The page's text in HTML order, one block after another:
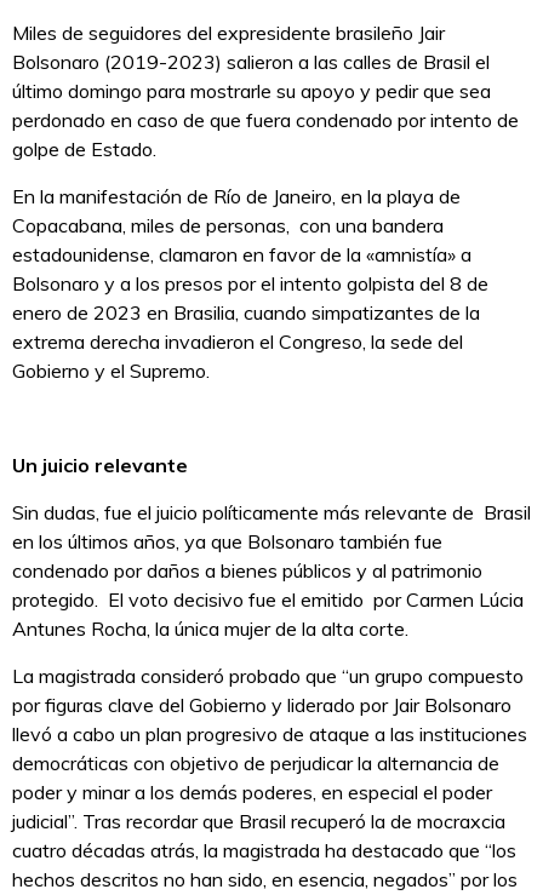
Miles de seguidores del expresidente brasileño Jair
Bolsonaro (2019-2023) salieron a las calles de Brasil el
último domingo para mostrarle su apoyo y pedir que sea
perdonado en caso de que fuera condenado por intento de
golpe de Estado.
En la manifestación de Río de Janeiro, en la playa de
Copacabana, miles de personas, con una bandera
estadounidense, clamaron en favor de la «amnistía» a
Bolsonaro y a los presos por el intento golpista del 8 de
enero de 2023 en Brasilia, cuando simpatizantes de la
extrema derecha invadieron el Congreso, la sede del
Gobierno y el Supremo.
Un juicio relevante
Sin dudas, fue el juicio políticamente más relevante de Brasil
en los últimos años, ya que Bolsonaro también fue
condenado por daños a bienes públicos y al patrimonio
protegido. El voto decisivo fue el emitido por Carmen Lúcia
Antunes Rocha, la única mujer de la alta corte.
La magistrada consideró probado que “un grupo compuesto
por figuras clave del Gobierno y liderado por Jair Bolsonaro
llevó a cabo un plan progresivo de ataque a las instituciones
democráticas con objetivo de perjudicar la alternancia de
poder y minar a los demás poderes, en especial el poder
judicial”. Tras recordar que Brasil recuperó la de mocraxcia
cuatro décadas atrás, la magistrada ha destacado que “los
hechos descritos no han sido, en esencia, negados” por los